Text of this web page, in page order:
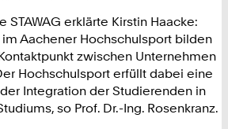
erklärte Kirstin Haacke:
Aachener Hochschulsport bilden
zwischen Unternehmen
Hochschulsport erfüllt dabei eine
Integration der Studierenden in
so Prof. Dr.-Ing. Rosenkranz.